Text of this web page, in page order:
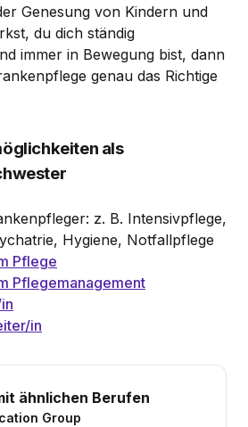
Genesung von Kindern und
du dich ständig
immer in Bewegung bist, dann
genau das Richtige
als
z. B. Intensivpflege,
Hygiene, Notfallpflege
Pflege
Pflegemanagement
in
ähnlichen Berufen
Group